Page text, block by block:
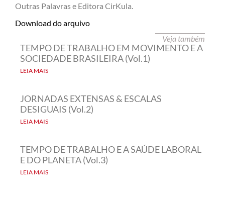
Outras Palavras e Editora CirKula.
Download do arquivo
Veja também
TEMPO DE TRABALHO EM MOVIMENTO E A
SOCIEDADE BRASILEIRA (Vol.1)
LEIA MAIS
JORNADAS EXTENSAS & ESCALAS
DESIGUAIS (Vol.2)
LEIA MAIS
TEMPO DE TRABALHO E A SAÚDE LABORAL
E DO PLANETA (Vol.3)
LEIA MAIS